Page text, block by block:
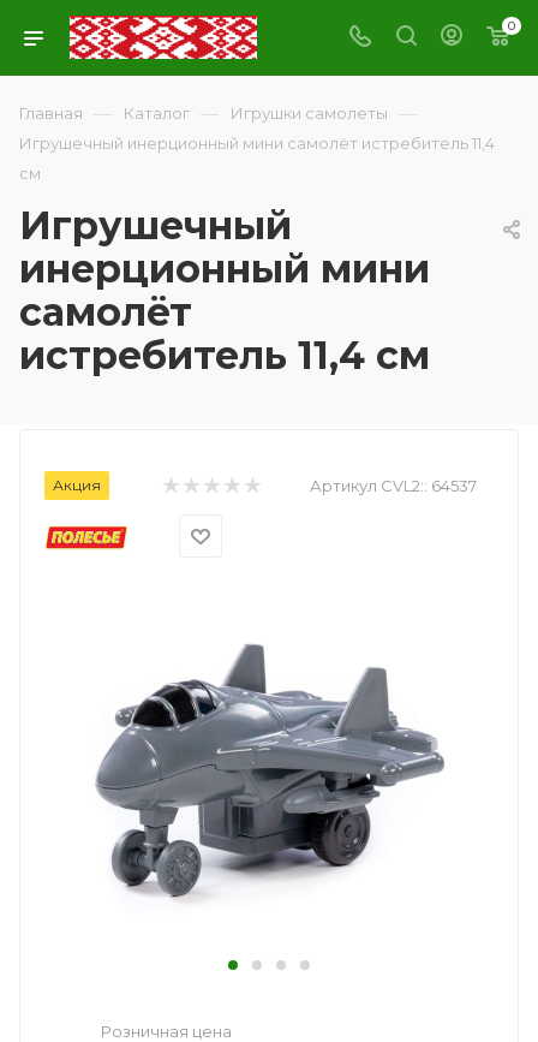
0
Главная — Каталог — Игрушки самолеты —
Игрушечный инерционный мини самолёт истребитель 11,4
см
Игрушечный
инерционный мини
самолёт
истребитель 11,4 см
Акция Артикул CVL2:: 64537
Розничная цена